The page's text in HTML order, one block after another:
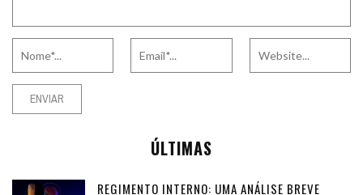
ÚLTIMAS
REGIMENTO INTERNO: UMA ANÁLISE BREVE